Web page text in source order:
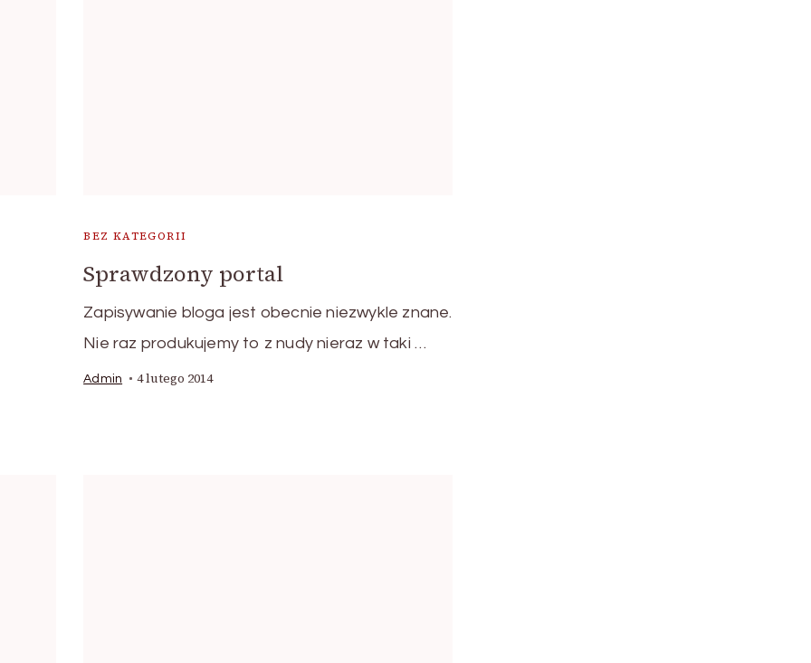
BEZ KATEGORII
Sprawdzony portal
Zapisywanie bloga jest obecnie niezwykle znane.
Nie raz produkujemy to z nudy nieraz w taki …
Admin 4 lutego 2014